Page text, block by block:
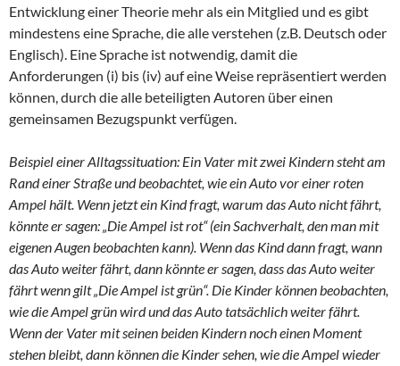
Entwicklung einer Theorie mehr als ein Mitglied und es gibt
mindestens eine Sprache, die alle verstehen (z.B. Deutsch oder
Englisch). Eine Sprache ist notwendig, damit die
Anforderungen (i) bis (iv) auf eine Weise repräsentiert werden
können, durch die alle beteiligten Autoren über einen
gemeinsamen Bezugspunkt verfügen.
Beispiel einer Alltagssituation: Ein Vater mit zwei Kindern steht am
Rand einer Straße und beobachtet, wie ein Auto vor einer roten
Ampel hält. Wenn jetzt ein Kind fragt, warum das Auto nicht fährt,
könnte er sagen: „Die Ampel ist rot“ (ein Sachverhalt, den man mit
eigenen Augen beobachten kann). Wenn das Kind dann fragt, wann
das Auto weiter fährt, dann könnte er sagen, dass das Auto weiter
fährt wenn gilt „Die Ampel ist grün“. Die Kinder können beobachten,
wie die Ampel grün wird und das Auto tatsächlich weiter fährt.
Wenn der Vater mit seinen beiden Kindern noch einen Moment
stehen bleibt, dann können die Kinder sehen, wie die Ampel wieder